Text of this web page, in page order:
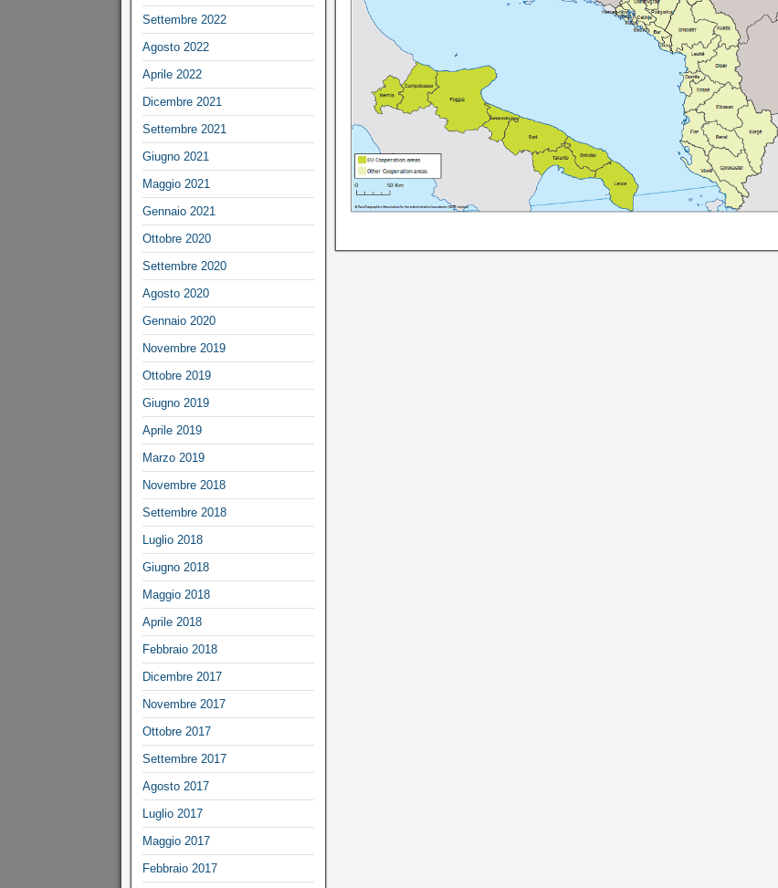
Settembre 2022
Agosto 2022
Aprile 2022
Dicembre 2021
Settembre 2021
Giugno 2021
Maggio 2021
Gennaio 2021
Ottobre 2020
Settembre 2020
Agosto 2020
Gennaio 2020
Novembre 2019
Ottobre 2019
Giugno 2019
Aprile 2019
Marzo 2019
Novembre 2018
Settembre 2018
Luglio 2018
Giugno 2018
Maggio 2018
Aprile 2018
Febbraio 2018
Dicembre 2017
Novembre 2017
Ottobre 2017
Settembre 2017
Agosto 2017
Luglio 2017
Maggio 2017
Febbraio 2017